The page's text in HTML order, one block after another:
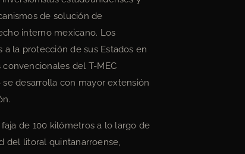
de solución de
interno mexicano. Los
la protección de sus Estados en
del T-MEC
desarrolla con mayor extensión
de 100 kilómetros a lo largo de
del litoral quintanarroense,